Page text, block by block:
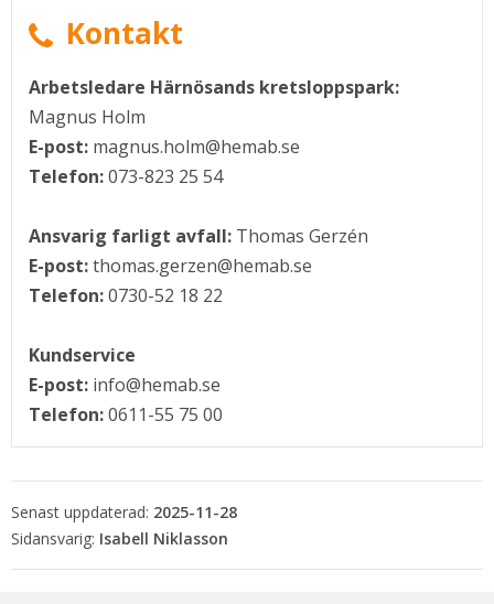
i nytt fönster.
Kontakt
Arbetsledare Härnösands kretsloppspark:
Magnus Holm
E-post: magnus.holm@hemab.se
Telefon:073-823 25 54
Ansvarig farligt avfall: Thomas Gerzén
E-post:thomas.gerzen@hemab.se
Telefon:0730-52 18 22
Kundservice
E-post: info@hemab.se
Telefon:0611-55 75 00
Senast uppdaterad: 2025-11-28
Isabell Niklasson